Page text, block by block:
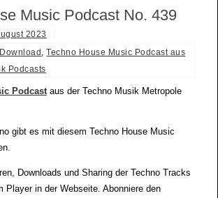
Music Podcast No. 439
2023
,Techno House Music Podcast aus
Podcasts
Podcastaus der Techno Musik Metropole
gibt es mit diesem Techno House Music
Downloads und Sharing der Techno Tracks
Player in der Webseite. Abonniere den